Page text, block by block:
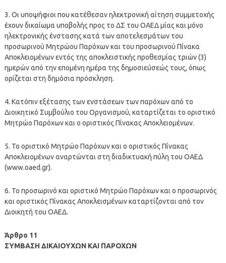
3. Οι υποψήφιοι που κατέθεσαν ηλεκτρονική αίτηση συμμετοχής
έχουν δικαίωμα υποβολής προς το ΔΣ του ΟΑΕΔ μίας και μόνο
ηλεκτρονικής ένστασης κατά των αποτελεσμάτων του
προσωρινού Μητρώου Παρόχων και του προσωρινού Πίνακα
Αποκλειομένων εντός της αποκλειστικής προθεσμίας τριών (3)
ημερών από την επομένη ημέρα της δημοσιεύσεώς τους, όπως
ορίζεται στη δημόσια πρόσκληση.
4. Κατόπιν εξέτασης των ενστάσεων των παρόχων από το
Διοικητικό Συμβούλιο του Οργανισμού, καταρτίζεται το οριστικό
Μητρώο Παρόχων και ο οριστικός Πίνακας Αποκλειομένων.
5. Το οριστικό Μητρώο Παρόχων και ο οριστικός Πίνακας
Αποκλειομένων αναρτώνται στη διαδικτυακή πύλη του ΟΑΕΔ
(www.oaed.gr).
6. Το προσωρινό και οριστικό Μητρώο Παρόχων και ο προσωρινός
και οριστικός Πίνακας Αποκλεισμένων καταρτίζονται από τον
Διοικητή του ΟΑΕΔ.
Άρθρο 11
ΣΥΜΒΑΣΗ ΔΙΚΑΙΟΥΧΩΝ ΚΑΙ ΠΑΡΟΧΩΝ